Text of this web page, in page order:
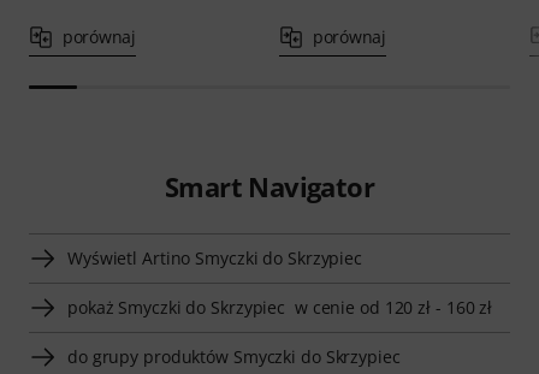
porównaj porównaj
Smart Navigator
Wyświetl Artino Smyczki do Skrzypiec
pokaż Smyczki do Skrzypiec w cenie od 120 zł - 160 zł
do grupy produktów Smyczki do Skrzypiec